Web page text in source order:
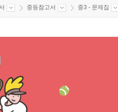
중등참고서 중3 - 문제집